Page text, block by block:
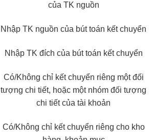
của TK nguồn
Nhập TK nguồn của bút toán kết chuyển
Nhập TK đích của bút toán kết chuyển
Có/Không chỉ kết chuyển riêng một đối
tượng chi tiết, hoặc một nhóm đối tượng
chi tiết của tài khoản
Có/Không chỉ kết chuyển riêng cho kho